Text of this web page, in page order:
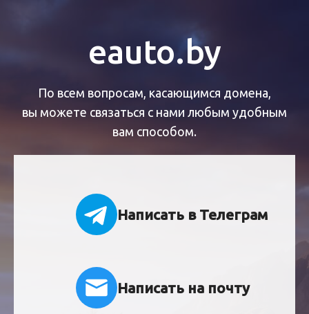
eauto.by
По всем вопросам, касающимся домена,
вы можете связаться с нами любым удобным
вам способом.
Написать в Телеграм
Написать на почту